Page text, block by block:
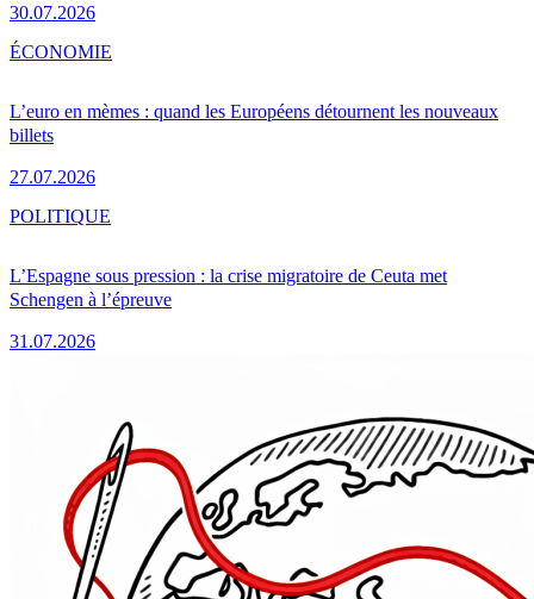
30.07.2026
L’euro en mèmes : quand les Européens détournent les nouveaux
billets
27.07.2026
ÉCONOMIE
L’Espagne sous pression : la crise migratoire de Ceuta met
Schengen à l’épreuve
31.07.2026
POLITIQUE